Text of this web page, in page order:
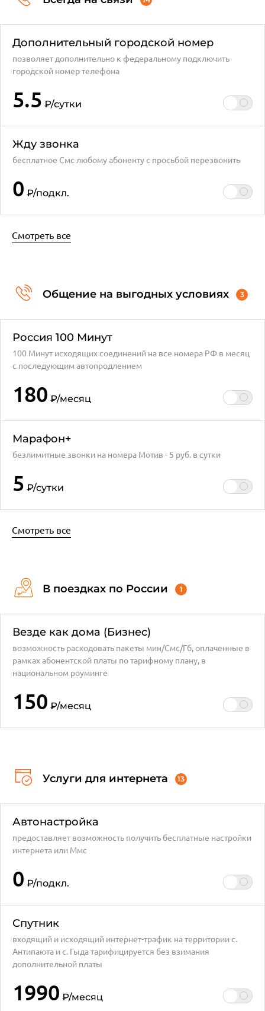
Дополнительный городской номер
позволяет дополнительно к федеральному подключить
городской номер телефона
5.5 ₽/сутки
Жду звонка
бесплатное Смс любому абоненту с просьбой перезвонить
0 ₽/подкл.
Смотреть все
Общение на выгодных условиях 3
Россия 100 Минут
100 Минут исходящих соединений на все номера РФ в месяц
с последующим автопродлением
180 ₽/месяц
Марафон+
безлимитные звонки на номера Мотив - 5 руб. в сутки
5 ₽/сутки
Смотреть все
В поездках по России 1
Везде как дома (Бизнес)
возможность расходовать пакеты мин/Смс/Гб, оплаченные в
рамках абонентской платы по тарифному плану, в
национальном роуминге
150 ₽/месяц
Услуги для интернета 13
Автонастройка
предоставляет возможность получить бесплатные настройки
интернета или Ммс
0 ₽/подкл.
Спутник
входящий и исходящий интернет-трафик на территории с.
Антипаюта и с. Гыда тарифицируется без взимания
дополнительной платы
1990 ₽/месяц